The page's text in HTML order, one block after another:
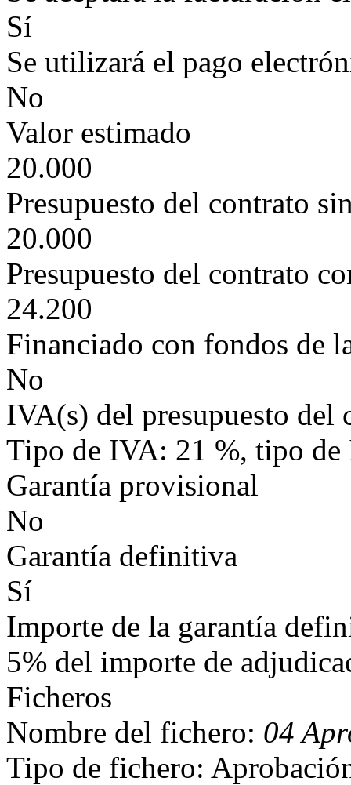
Sí
Se utilizará el pago
No
Valor estimado
20.000
Presupuesto del contrato
20.000
Presupuesto del contrato
24.200
Financiado con fondos de
No
IVA(s) del presupuesto del
Tipo de IVA: 21 %, tipo de
Garantía provisional
No
Garantía definitiva
Sí
Importe de la garantía
5% del importe de
Ficheros
Nombre del fichero: 04
Tipo de fichero: